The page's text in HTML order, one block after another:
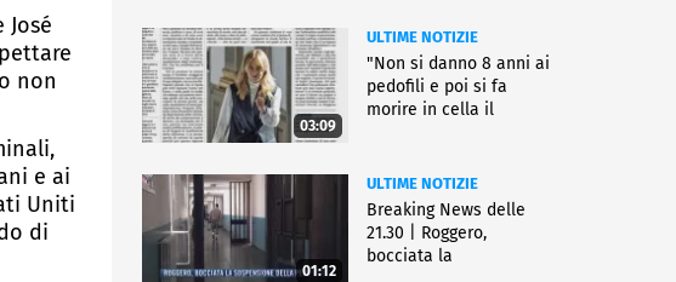
non
e ai
Uniti
di
03:09
ULTIME NOTIZIE
"Non si danno 8 anni ai
pedofili e poi si fa
morire in cella il
01:12
ULTIME NOTIZIE
Breaking News delle
21.30 | Roggero,
bocciata la